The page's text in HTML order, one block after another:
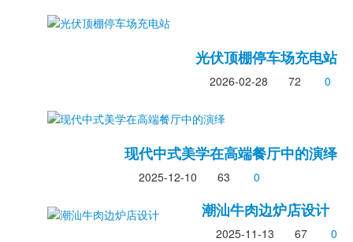
光伏顶棚停车场充电站
2026-02-28 72 0
现代中式美学在高端餐厅中的演绎
2025-12-10 63 0
潮汕牛肉边炉店设计
2025-11-13 67 0